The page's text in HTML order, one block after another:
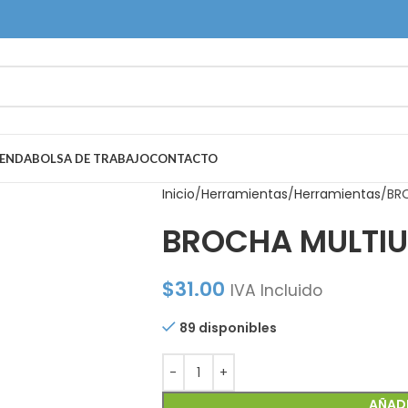
BOLSA DE TRABAJOCONTACTO
Inicio Herramientas Herramientas
BROCHA
$31.00 IVA Incluido
89 disponibles